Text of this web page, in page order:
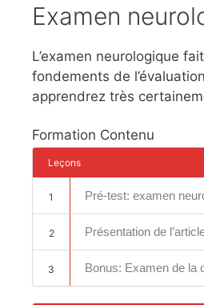
Examen
L’examen neurologique
fondements de
apprendrez très
Formation Contenu
Leçons
1 Pré-test: examen
2 Présentation de
3 Bonus: Examen de la